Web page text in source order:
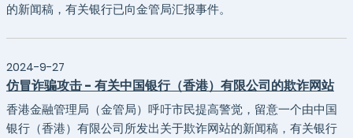
的新闻稿，有关银行已向金管局汇报事件。
2024-9-27
仿冒诈骗攻击 - 有关中国银行（香港）有限公司的欺诈网站
香港金融管理局（金管局）呼吁市民提高警觉，留意一个由中国
银行（香港）有限公司所发出关于欺诈网站的新闻稿，有关银行